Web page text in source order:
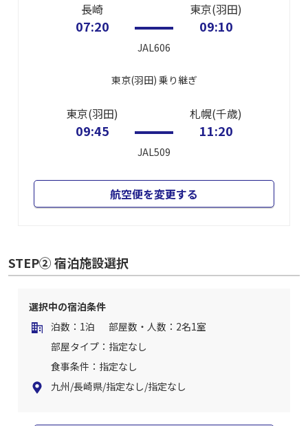
長崎
07:20
JAL606
東京(羽田)
09:10
東京(羽田) 乗り継ぎ
東京(羽田)
09:45
JAL509
札幌(千歳)
11:20
航空便を変更する
STEP② 宿泊施設選択
選択中の宿泊条件
泊数：1泊
部屋数・人数：2名1室
部屋タイプ：指定なし
食事条件：指定なし
九州/長崎県/指定なし/指定なし